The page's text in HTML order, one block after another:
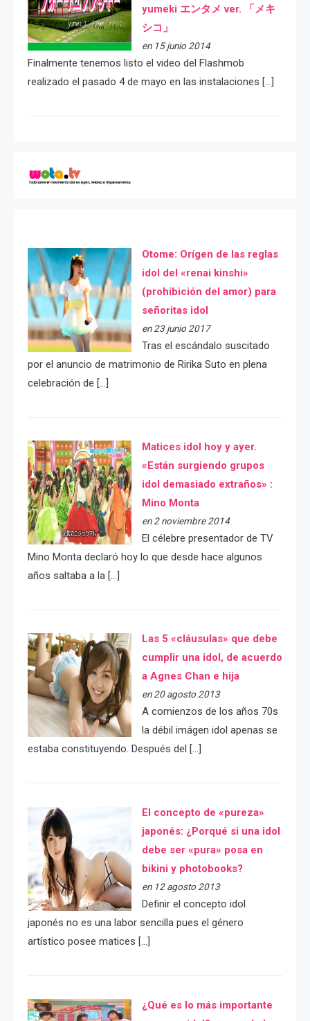
yumeki エンタメ ver. 「メキ
シコ」
en 15 junio 2014
Finalmente tenemos listo el video del Flashmob
realizado el pasado 4 de mayo en las instalaciones […]
Otome: Orígen de las reglas
idol del «renai kinshi»
(prohibición del amor) para
señoritas idol
en 23 junio 2017
Tras el escándalo suscitado
por el anuncio de matrimonio de Ririka Suto en plena
celebración de […]
Matices idol hoy y ayer.
«Están surgiendo grupos
idol demasiado extraños» :
Mino Monta
en 2 noviembre 2014
El célebre presentador de TV
Mino Monta declaró hoy lo que desde hace algunos
años saltaba a la […]
Las 5 «cláusulas» que debe
cumplir una idol, de acuerdo
a Agnes Chan e hija
en 20 agosto 2013
A comienzos de los años 70s
la débil imágen idol apenas se
estaba constituyendo. Después del […]
El concepto de «pureza»
japonés: ¿Porqué si una idol
debe ser «pura» posa en
bikini y photobooks?
en 12 agosto 2013
Definir el concepto idol
japonés no es una labor sencilla pues el género
artístico posee matices […]
¿Qué es lo más importante